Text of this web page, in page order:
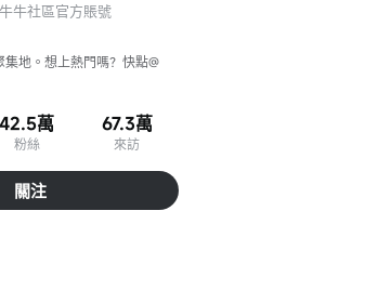
牛社區官方賬號
地。想上熱門嗎？快點@
42.5萬
粉絲
67.3萬
來訪
關注